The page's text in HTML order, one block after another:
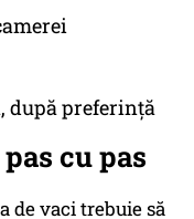
după preferință
cu pas
de vaci trebuie să